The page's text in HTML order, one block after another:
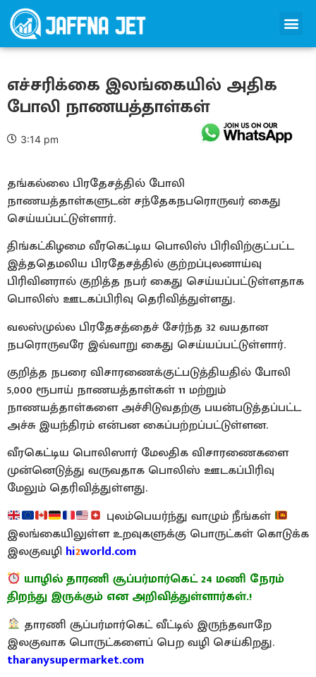
எச்சரிக்கை இலங்கையில் அதிக
போலி நாணயத்தாள்கள்
3:14 pm
தங்கல்லை பிரதேசத்தில் போலி
நாணயத்தாள்களுடன் சந்தேகநபரொருவர் கைது
செய்யப்பட்டுள்ளார்.
திங்கட்கிழமை வீரகெட்டிய பொலிஸ் பிரிவிற்குட்பட்ட
இத்ததெமலிய பிரதேசத்தில் குற்றப்புலனாய்வு
பிரிவினரால் குறித்த நபர் கைது செய்யப்பட்டுள்ளதாக
பொலிஸ் ஊடகப்பிரிவு தெரிவித்துள்ளது.
வலஸ்முல்ல பிரதேசத்தைச் சேர்ந்த 32 வயதான
நபரொருவரே இவ்வாறு கைது செய்யப்பட்டுள்ளார்.
குறித்த நபரை விசாரணைக்குட்படுத்தியதில் போலி
5,000 ரூபாய் நாணயத்தாள்கள் 11 மற்றும்
நாணயத்தாள்களை அச்சிடுவதற்கு பயன்படுத்தப்பட்ட
அச்சு இயந்திரம் என்பன கைப்பற்றப்பட்டுள்ளன.
வீரகெட்டிய பொலிஸார் மேலதிக விசாரணைகளை
முன்னெடுத்து வருவதாக பொலிஸ் ஊடகப்பிரிவு
மேலும் தெரிவித்துள்ளது.
புலம்பெயர்ந்து வாழும் நீங்கள்
இலங்கையிலுள்ள உறவுகளுக்கு பொருட்கள் கொடுக்க
இலகுவழி hi2world.com
யாழில் தாரணி சூப்பர்மார்கெட் 24 மணி நேரம்
திறந்து இருக்கும் என அறிவித்துள்ளார்கள்.!
தாரணி சூப்பர்மார்கெட் வீட்டில் இருந்தவாறே
இலகுவாக பொருட்களைப் பெற வழி செய்கிறது.
tharanysupermarket.com